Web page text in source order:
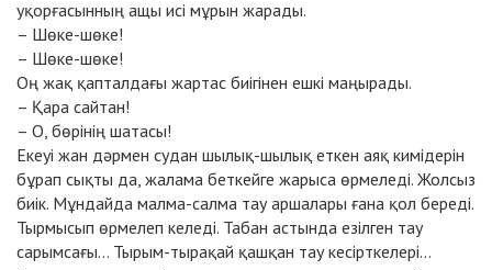
уқорғасынның ащы исі мұрын жарады.
– Шөке-шөке!
– Шөке-шөке!
Оң жақ қапталдағы жартас биігінен ешкі маңырады.
– Қара сайтан!
– О, бөрінің шатасы!
Екеуі жан дәрмен судан шылық-шылық еткен аяқ кимідерін
бұрап сықты да, жалама беткейге жарыса өрмеледі. Жолсыз
биік. Мұндайда малма-салма тау аршалары ғана қол береді.
Тырмысып өрмелеп келеді. Табан астында езілген тау
сарымсағы... Тырым-тырақай қашқан тау кесірткелері...